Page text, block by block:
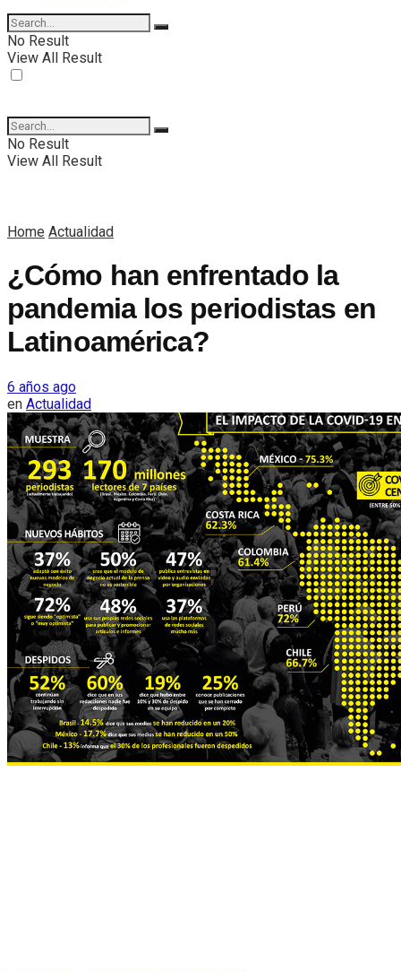
No Result
View All Result
No Result
View All Result
Home Actualidad
¿Cómo han enfrentado la
pandemia los periodistas en
Latinoamérica?
6 años ago
en Actualidad